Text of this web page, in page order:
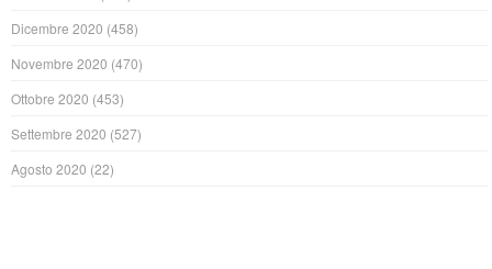
Dicembre 2020 (458)
Novembre 2020 (470)
Ottobre 2020 (453)
Settembre 2020 (527)
Agosto 2020 (22)